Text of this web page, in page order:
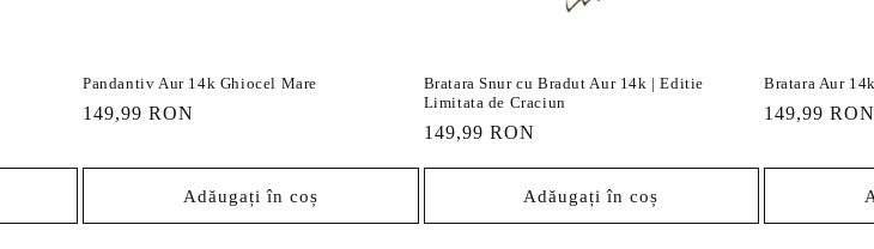
Pandantiv Aur 14k Ghiocel Mare
Preț
149,99 RON
Adăugați în coș
Bratara Snur cu Bradut Aur 14k | Editie
Limitata de Craciun
Preț
149,99 RON
Adăugați în coș
Bratara Aur
Preț
149,99 RON